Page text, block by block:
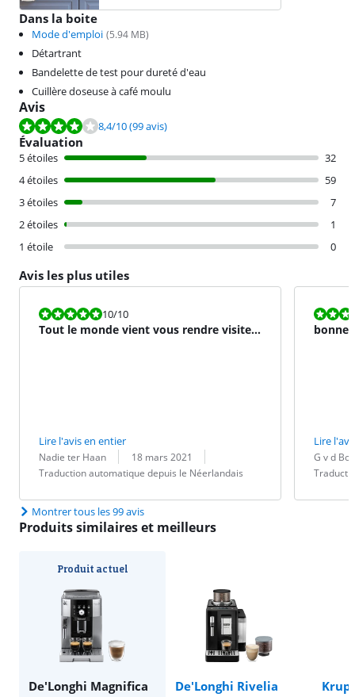
Dans la boite
Mode d'emploi (5.94 MB)
Détartrant
Bandelette de test pour dureté d'eau
Cuillère doseuse à café moulu
Avis
La note est de 8,4 sur 10, basée sur 99 avis.
8,4/10(99 avis)
Évaluation
5 étoiles
32
4 étoiles
59
3 étoiles
7
2 étoiles
1
1 étoile
0
Avis les plus utiles
La note est 10 sur 10.
10/10
Tout le monde vient vous rendre visite
Lire l'avis en entier
Évaluation par :
Nadie ter Haan
Date : 18 mars 2021
Traduction :
Traduction automatique depuis le Néerlandais
La note est
bonne
Lire
Évaluation
G v d
Date :
Traduction :
Montrer tous les 99 avis
Produits similaires et meilleurs
Produit actuel
De'Longhi Magnifica
De'Longhi Rivelia